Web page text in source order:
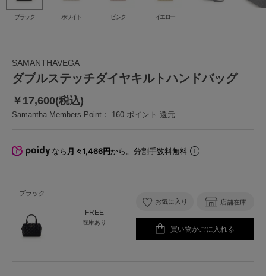
ブラック ホワイト ピンク イエロー
SAMANTHAVEGA
ダブルステッチダイヤキルトハンドバッグ
￥17,600(税込)
Samantha Members Point： 160 ポイント 還元
なら 月々1,466円から。分割手数料無料
ブラック
FREE
在庫あり
お気に入り 店舗在庫
買い物かごに入れる